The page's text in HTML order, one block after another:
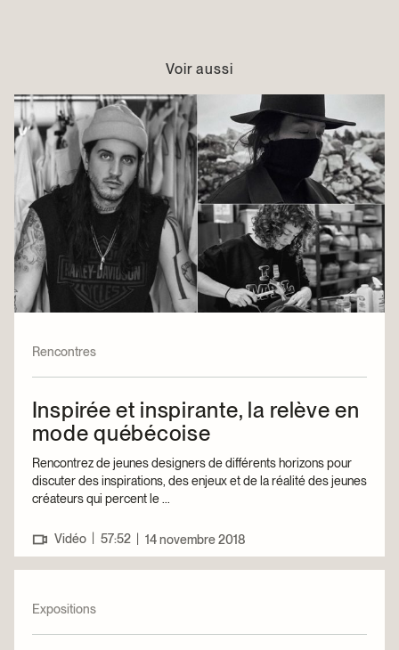
Voir aussi
Rencontres
Inspirée et inspirante, la relève en
mode québécoise
Rencontrez de jeunes designers de différents horizons pour
discuter des inspirations, des enjeux et de la réalité des jeunes
créateurs qui percent le ...
Vidéo | 57:52 | 14 novembre 2018
Expositions